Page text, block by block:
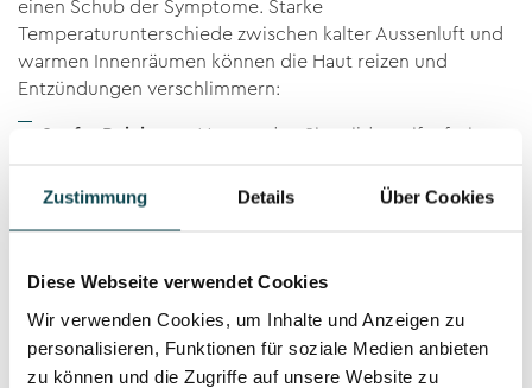
Zustimmung Details Über Cookies
Diese Webseite verwendet Cookies
Wir verwenden Cookies, um Inhalte und Anzeigen zu
personalisieren, Funktionen für soziale Medien anbieten
zu können und die Zugriffe auf unsere Website zu
einen Schub der Symptome. Starke
Temperaturunterschiede zwischen kalter Aussenluft und
warmen Innenräumen können die Haut reizen und
Entzündungen verschlimmern:
Sanfte Reinigung
: Verwenden Sie milde, seifenfreie
reizen.
Lipidreiche Pflege
Haut, die sie vor dem Austrocknen bewahrt. Spezielle
beruhigende Inhaltsstoffe wie Urea oder Panthenol.
Hausmittel: Haferflockenbäder oder Umschläge mit
schwarzem Tee können die Haut beruhigen und